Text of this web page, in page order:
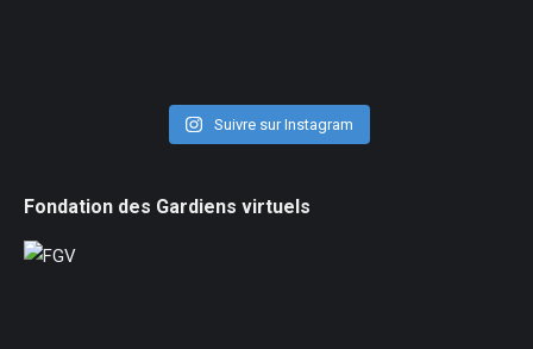
Suivre sur Instagram
Fondation des Gardiens virtuels